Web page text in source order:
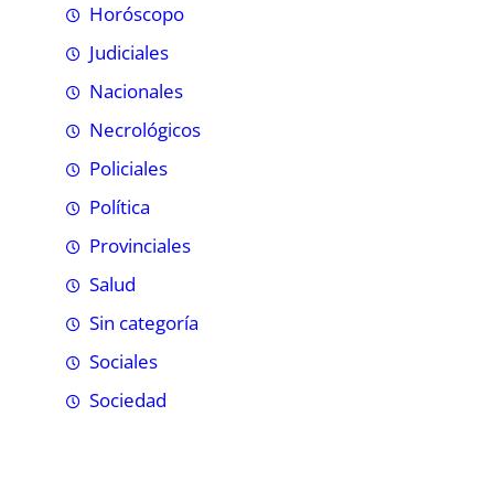
Horóscopo
Judiciales
Nacionales
Necrológicos
Policiales
Política
Provinciales
Salud
Sin categoría
Sociales
Sociedad